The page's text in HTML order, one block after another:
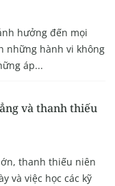
hưởng đến mọi
những hành vi không
áp...
và thanh thiếu
thanh thiếu niên
và việc học các kỹ